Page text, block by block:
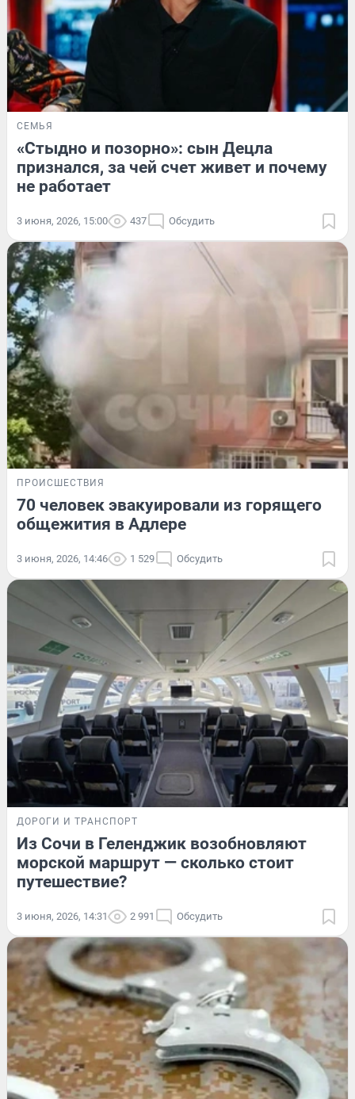
СЕМЬЯ
«Стыдно и позорно»: сын Децла
признался, за чей счет живет и почему
не работает
3 июня, 2026, 15:00 437 Обсудить
ПРОИСШЕСТВИЯ
70 человек эвакуировали из горящего
общежития в Адлере
3 июня, 2026, 14:46 1 529 Обсудить
ДОРОГИ И ТРАНСПОРТ
Из Сочи в Геленджик возобновляют
морской маршрут — сколько стоит
путешествие?
3 июня, 2026, 14:31 2 991 Обсудить